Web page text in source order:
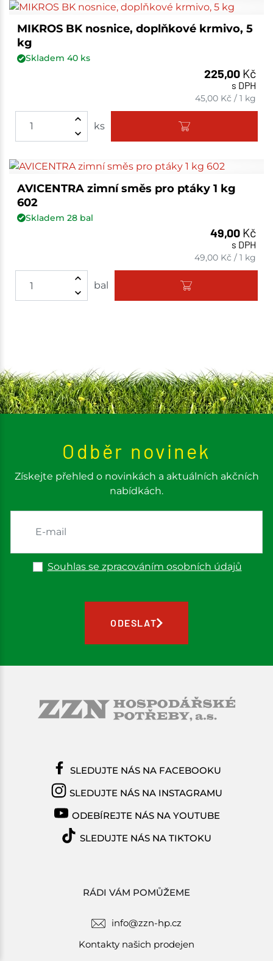
MIKROS BK nosnice, doplňkové krmivo, 5
kg
Skladem 40ks
225,00 Kč
s DPH
45,00 Kč /1 kg
ks
AVICENTRA zimní směs pro ptáky 1 kg
602
Skladem 28bal
49,00 Kč
s DPH
49,00 Kč /1 kg
bal
Odběr novinek
Získejte přehled o novinkách a aktuálních akčních
nabídkách.
Souhlas se zpracováním osobních údajů
ODESLAT
RÁDI VÁM POMŮŽEME
info@zzn-hp.cz
Kontakty našich prodejen
SLEDUJTE NÁS NA FACEBOOKU
SLEDUJTE NÁS NA INSTAGRAMU
ODEBÍREJTE NÁS NA YOUTUBE
SLEDUJTE NÁS NA TIKTOKU